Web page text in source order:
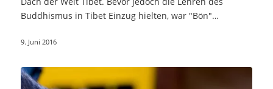
Buddhismus in Tibet Einzug hielten, war "Bön"…
9. Juni 2016